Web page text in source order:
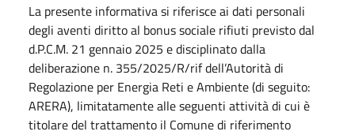
La presente informativa si riferisce ai dati personali
degli aventi diritto al bonus sociale rifiuti previsto dal
d.P.C.M. 21 gennaio 2025 e disciplinato dalla
deliberazione n. 355/2025/R/rif dell’Autorità di
Regolazione per Energia Reti e Ambiente (di seguito:
ARERA), limitatamente alle seguenti attività di cui è
titolare del trattamento il Comune di riferimento